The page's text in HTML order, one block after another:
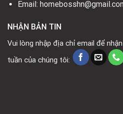
Email:
NHẬN BẢN TIN
Vui lòng nhập địa chỉ email để
tuần của chúng tôi: